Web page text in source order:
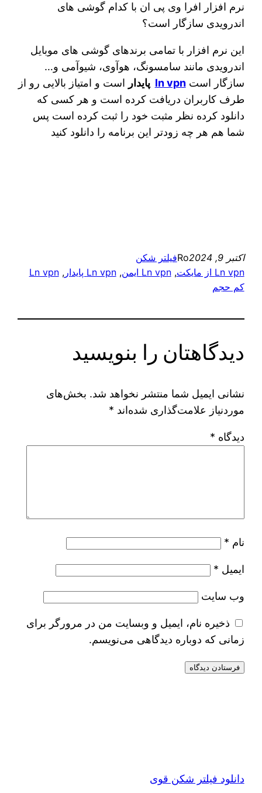
نرم افزار افرا وی پی ان با کدام گوشی های
اندرویدی سازگار است؟
این نرم افزار با تمامی برندهای گوشی های موبایل
اندرویدی مانند سامسونگ، هوآوی، شیوآمی و…
سازگار استln vpn پایدار است و امتیاز بالایی رو از
طرف کاربران دریافت کرده است و هر کسی که
دانلود کرده نظر مثبت خود را ثبت کرده است پس
شما هم هر چه زودتر این برنامه را دانلود کنید
اکتبر 9, 2024 Roفیلتر شکن
Ln vpn از مایکت
, Ln vpn ایمن , Ln vpn پایدار ,
Ln vpn
کم حجم
دیدگاهتان را بنویسید
نشانی ایمیل شما منتشر نخواهد شد. بخش‌های
موردنیاز علامت‌گذاری شده‌اند *
دیدگاه *
نام *
ایمیل *
وب‌ سایت
ذخیره نام، ایمیل و وبسایت من در مرورگر برای
زمانی که دوباره دیدگاهی می‌نویسم.
دانلود فیلتر شکن قوی